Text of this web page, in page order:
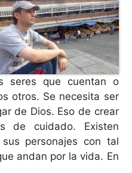
seres que cuentan o
otros. Se necesita ser
de Dios. Eso de crear
de cuidado. Existen
personajes con tal
andan por la vida. En